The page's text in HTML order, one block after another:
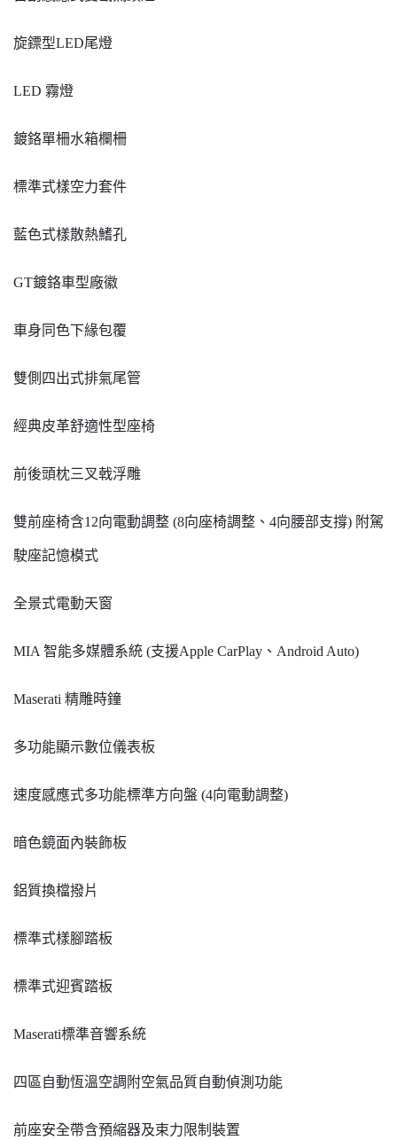
旋鏢型LED尾燈
LED 霧燈
鍍鉻單柵水箱欄柵
標準式樣空力套件
藍色式樣散熱鰭孔
GT鍍鉻車型廠徽
車身同色下緣包覆
雙側四出式排氣尾管
經典皮革舒適性型座椅
前後頭枕三叉戟浮雕
雙前座椅含12向電動調整 (8向座椅調整、4向腰部支撐) 附駕
駛座記憶模式
全景式電動天窗
MIA 智能多媒體系統 (支援Apple CarPlay、Android Auto)
Maserati 精雕時鐘
多功能顯示數位儀表板
速度感應式多功能標準方向盤 (4向電動調整)
暗色鏡面內裝飾板
鋁質換檔撥片
標準式樣腳踏板
標準式迎賓踏板
Maserati標準音響系統
四區自動恆溫空調附空氣品質自動偵測功能
前座安全帶含預縮器及束力限制裝置